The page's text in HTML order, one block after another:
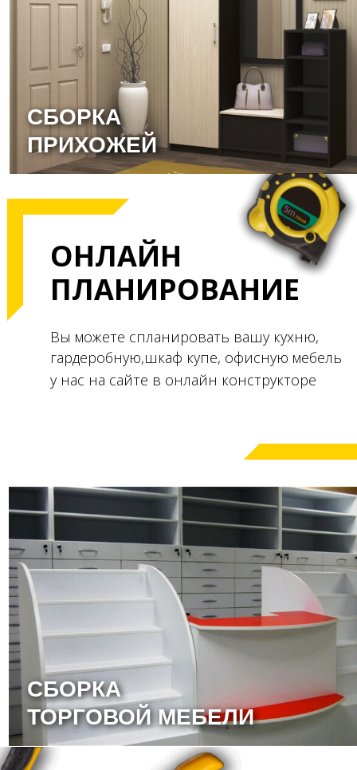
СБОРКА
ПРИХОЖЕЙ
СБОРКА
ТОРГОВОЙ МЕБЕЛИ
гардеробную,шкаф купе, офисную мебель
у нас на сайте в онлайн конструкторе
Вы можете спланировать вашу кухню,
ОНЛАЙН
ПЛАНИРОВАНИЕ